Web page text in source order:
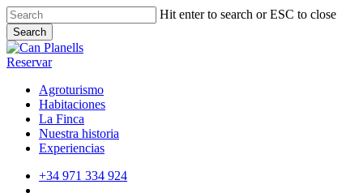
Skip
to
main
content
Hit enter to search or ESC to close
Search
Close
Search
Reservar
Agroturismo
Habitaciones
La Finca
Nuestra historia
Experiencias
+34 971 334 924